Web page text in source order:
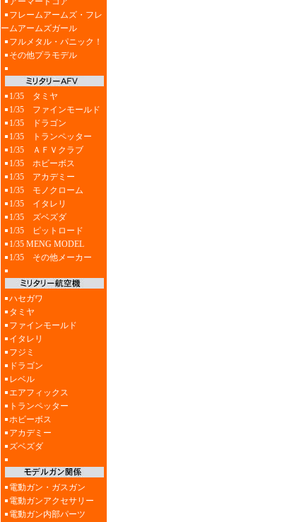
フレームアームズ・フレ
ームアームズガール
フルメタル・パニック！
その他プラモデル
1/35 タミヤ
1/35 ファインモールド
1/35 ドラゴン
1/35 トランペッター
1/35 ＡＦＶクラブ
1/35 ホビーボス
1/35 アカデミー
1/35 モノクローム
1/35 イタレリ
1/35 ズベズダ
1/35 ピットロード
1/35 MENG MODEL
1/35 その他メーカー
ハセガワ
タミヤ
ファインモールド
イタレリ
フジミ
ドラゴン
レベル
エアフィックス
トランペッター
ホビーボス
アカデミー
ズベズダ
電動ガン・ガスガン
電動ガンアクセサリー
電動ガン内部パーツ